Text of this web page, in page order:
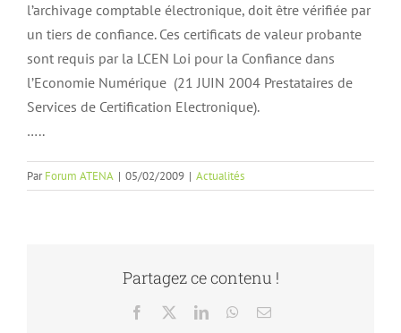
l’archivage comptable électronique, doit être vérifiée par
un tiers de confiance. Ces certificats de valeur probante
sont requis par la LCEN Loi pour la Confiance dans
l’Economie Numérique (21 JUIN 2004 Prestataires de
Services de Certification Electronique).
…..
ParForum ATENA | 05/02/2009 | Actualités
Partagez ce contenu !
Facebook LinkedInWhatsApp
Email